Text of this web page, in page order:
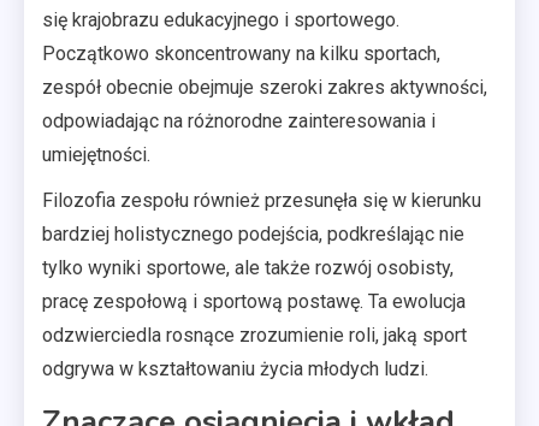
się krajobrazu edukacyjnego i sportowego.
Początkowo skoncentrowany na kilku sportach,
zespół obecnie obejmuje szeroki zakres aktywności,
odpowiadając na różnorodne zainteresowania i
umiejętności.
Filozofia zespołu również przesunęła się w kierunku
bardziej holistycznego podejścia, podkreślając nie
tylko wyniki sportowe, ale także rozwój osobisty,
pracę zespołową i sportową postawę. Ta ewolucja
odzwierciedla rosnące zrozumienie roli, jaką sport
odgrywa w kształtowaniu życia młodych ludzi.